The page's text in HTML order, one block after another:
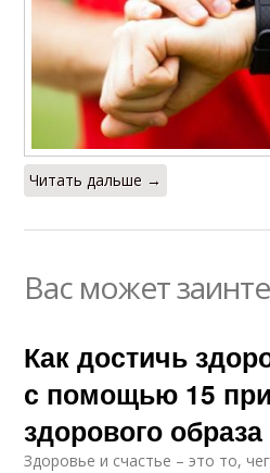
Читать дальше →
Вас может
Как достичь
с помощью 15
здорового
Здоровье и счастье – это то,